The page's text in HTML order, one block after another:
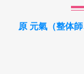
原 元氣（整体